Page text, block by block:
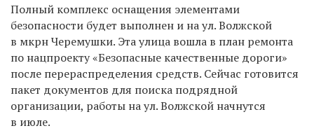
Полный комплекс оснащения элементами
безопасности будет выполнен и на ул. Волжской
в мкрн Черемушки. Эта улица вошла в план ремонта
по нацпроекту «Безопасные качественные дороги»
после перераспределения средств. Сейчас готовится
пакет документов для поиска подрядной
организации, работы на ул. Волжской начнутся
в июле.